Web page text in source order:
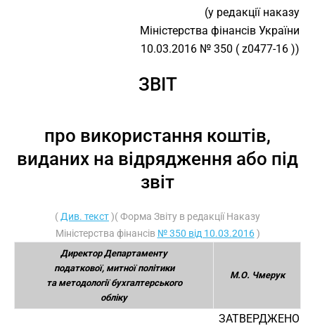
(у редакції наказу
Міністерства фінансів України
10.03.2016 № 350 ( z0477-16 ))
ЗВІТ
про використання коштів,
виданих на відрядження або під
звіт
( Див. текст)( Форма Звіту в редакції Наказу
Міністерства фінансів № 350 від 10.03.2016)
Директор Департаменту
податкової, митної політики
та методології бухгалтерського
обліку
М.О. Чмерук
ЗАТВЕРДЖЕНО